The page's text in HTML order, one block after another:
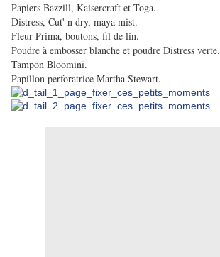
Papiers Bazzill, Kaisercraft et Toga.
Distress, Cut' n dry, maya mist.
Fleur Prima, boutons, fil de lin.
Poudre à embosser blanche et poudre Distress verte.
Tampon Bloomini.
Papillon perforatrice Martha Stewart.